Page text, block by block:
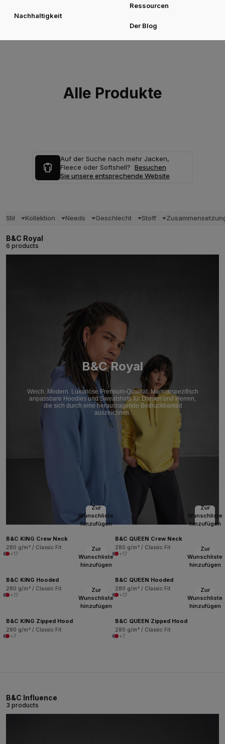
Nachhaltigkeit
Ressourcen
Der Blog
Alle Produkte
Auf der Suche nach mehr Jacken,
Fleece oder Softshell? Besuchen
Sie unsere entsprechende Website
Stil Kollektion Needs Geschlecht Stoff
B&C Royal
6 products
B&C Royal
Weich. Modern. Luxuriöse Premium-Qualität. Markenspezifisch
anpassbare Hoodies und Sweatshirts für Damen und Herren,
die sich durch eine herausragende Bedruckbarkeit
auszeichnen.
Zur
Wunschliste
hinzufügen
B&C KING Crew Neck
280 g/m² / Classic Fit
+17
Zur
Wunschliste
hinzufügen
B&C QUEEN Crew Neck
280 g/m² / Classic Fit
+17
Zur
Wunschliste
hinzufügen
B&C KING Hooded
280 g/m² / Classic Fit
+17
Zur
Wunschliste
hinzufügen
B&C QUEEN Hooded
280 g/m² / Classic Fit
+17
Zur
Wunschliste
hinzufügen
B&C KING Zipped Hood
280 g/m² / Classic Fit
+7
Zur
Wunschliste
hinzufügen
B&C QUEEN Zipped Hood
280 g/m² / Classic Fit
+7
B&C Influence
3 products